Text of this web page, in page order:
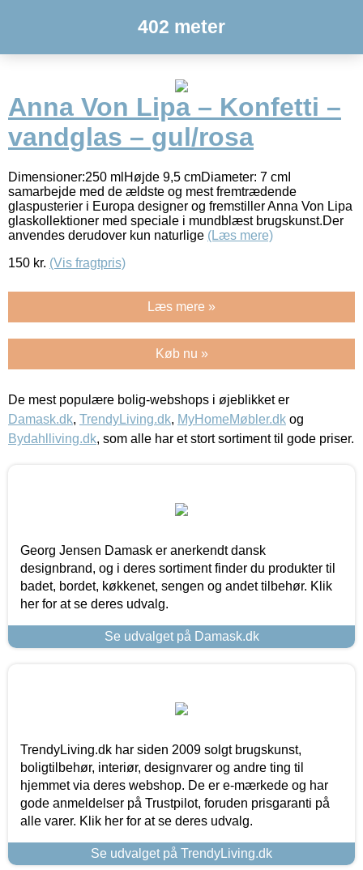
402 meter
Anna Von Lipa – Konfetti –
vandglas – gul/rosa
Dimensioner:250 mlHøjde 9,5 cmDiameter: 7 cmI
samarbejde med de ældste og mest fremtrædende
glaspusterier i Europa designer og fremstiller Anna Von Lipa
glaskollektioner med speciale i mundblæst brugskunst.Der
anvendes derudover kun naturlige (Læs mere)
150 kr. (Vis fragtpris)
Læs mere »
Køb nu »
De mest populære bolig-webshops i øjeblikket er
Damask.dk, TrendyLiving.dk, MyHomeMøbler.dk og
Bydahlliving.dk, som alle har et stort sortiment til gode priser.
Georg Jensen Damask er anerkendt dansk
designbrand, og i deres sortiment finder du produkter til
badet, bordet, køkkenet, sengen og andet tilbehør. Klik
her for at se deres udvalg.
Se udvalget på Damask.dk
TrendyLiving.dk har siden 2009 solgt brugskunst,
boligtilbehør, interiør, designvarer og andre ting til
hjemmet via deres webshop. De er e-mærkede og har
gode anmeldelser på Trustpilot, foruden prisgaranti på
alle varer. Klik her for at se deres udvalg.
Se udvalget på TrendyLiving.dk